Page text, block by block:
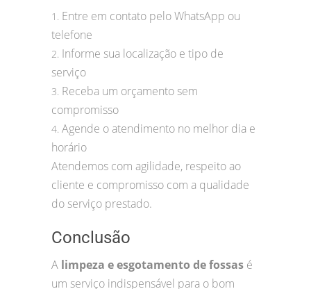
1. Entre em contato pelo WhatsApp ou
telefone
2. Informe sua localização e tipo de
serviço
3. Receba um orçamento sem
compromisso
4. Agende o atendimento no melhor dia e
horário
Atendemos com agilidade, respeito ao
cliente e compromisso com a qualidade
do serviço prestado.
Conclusão
A limpeza e esgotamento de fossas é
um serviço indispensável para o bom